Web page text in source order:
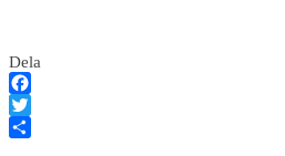
Dela
Facebook
Twitter